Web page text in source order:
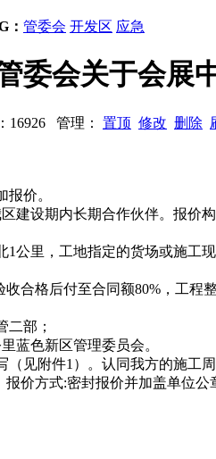
： 管委会 开发区 应急
委会关于会展
16926 管理： 置顶 修改 删除
价。
建设期内长期合作伙伴。报价
公里，工地指定的货场或施工
合格后付至合同额80%，工程
二部；
蓝色新区管理委员会。
见附件1）。认同我方的施
价方式:密封报价并加盖单位